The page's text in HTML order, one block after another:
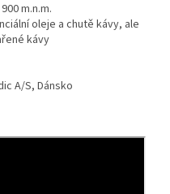
m.n.m.
oleje a chutě kávy, ale
kávy
A/S, Dánsko